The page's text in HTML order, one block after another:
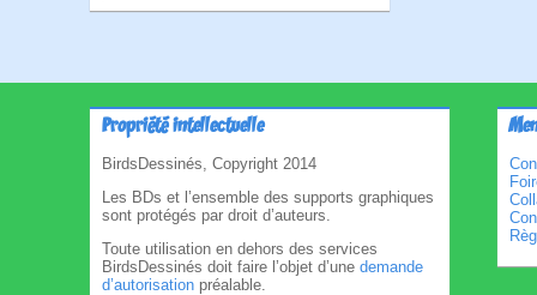
Propriété intellectuelle
BirdsDessinés, Copyright 2014
Les BDs et l’ensemble des supports graphiques
sont protégés par droit d’auteurs.
Toute utilisation en dehors des services
BirdsDessinés doit faire l’objet d’une demande
d’autorisation préalable.